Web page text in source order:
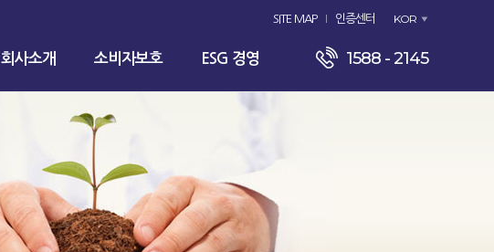
SITE MAP 인증센터 KOR
회사소개 소비자보호 ESG 경영 1588 - 2145